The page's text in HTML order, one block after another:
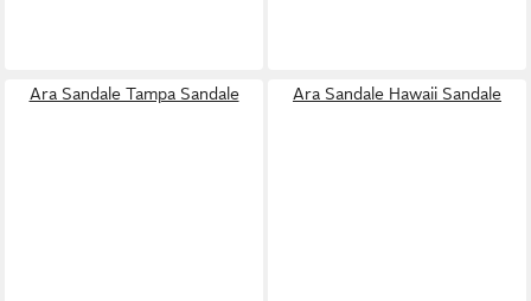
Ara Sandale Tampa Sandale Ara Sandale Hawaii Sandale